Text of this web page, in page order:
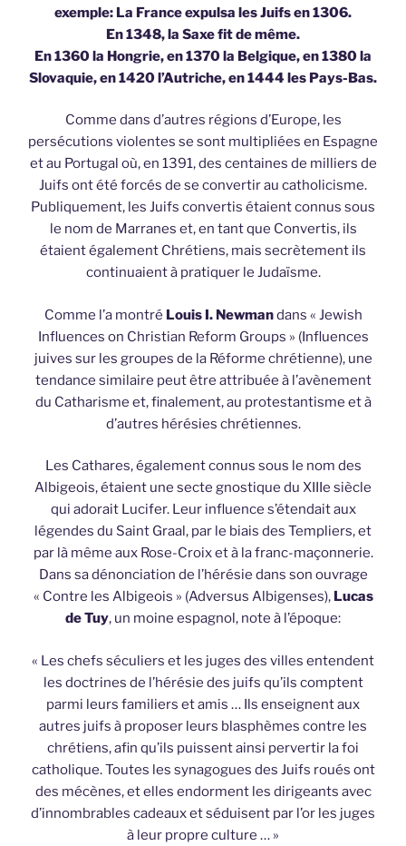
exemple: La France expulsa les Juifs en 1306.
En 1348, la Saxe fit de même.
En 1360 la Hongrie, en 1370 la Belgique, en 1380 la
Slovaquie, en 1420 l’Autriche, en 1444 les Pays-Bas.
Comme dans d’autres régions d’Europe, les
persécutions violentes se sont multipliées en Espagne
et au Portugal où, en 1391, des centaines de milliers de
Juifs ont été forcés de se convertir au catholicisme.
Publiquement, les Juifs convertis étaient connus sous
le nom de Marranes et, en tant que Convertis, ils
étaient également Chrétiens, mais secrètement ils
continuaient à pratiquer le Judaïsme.
Comme l’a montré Louis I. Newmandans « Jewish
Influences on Christian Reform Groups » (Influences
juives sur les groupes de la Réforme chrétienne), une
tendance similaire peut être attribuée à l’avènement
du Catharisme et, finalement, au protestantisme et à
d’autres hérésies chrétiennes.
Les Cathares, également connus sous le nom des
Albigeois, étaient une secte gnostique du XIIIe siècle
qui adorait Lucifer. Leur influence s’étendait aux
légendes du Saint Graal, par le biais des Templiers, et
par là même aux Rose-Croix et à la franc-maçonnerie.
Dans sa dénonciation de l’hérésie dans son ouvrage
« Contre les Albigeois » (Adversus Albigenses), Lucas
de Tuy, un moine espagnol, note à l’époque:
« Les chefs séculiers et les juges des villes entendent
les doctrines de l’hérésie des juifs qu’ils comptent
parmi leurs familiers et amis … Ils enseignent aux
autres juifs à proposer leurs blasphèmes contre les
chrétiens, afin qu’ils puissent ainsi pervertir la foi
catholique. Toutes les synagogues des Juifs roués ont
des mécènes, et elles endorment les dirigeants avec
d’innombrables cadeaux et séduisent par l’or les juges
à leur propre culture … »